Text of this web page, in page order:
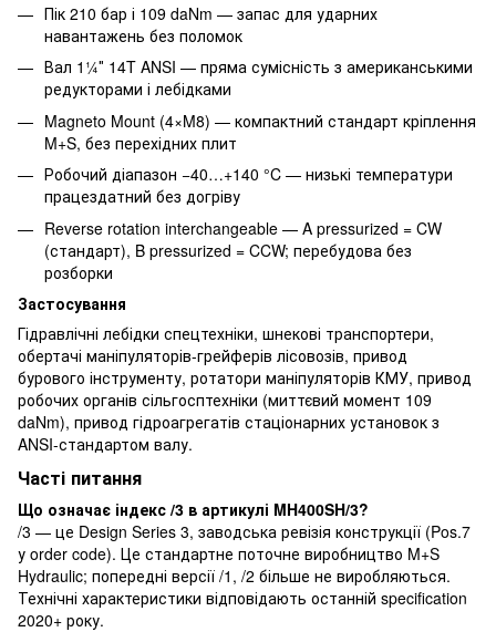
Пік 210 бар і 109 daNm — запас для ударних
навантажень без поломок
Вал 1¼″ 14T ANSI — пряма сумісність з американськими
редукторами і лебідками
Magneto Mount (4×M8) — компактний стандарт кріплення
M+S, без перехідних плит
Робочий діапазон −40…+140 °C — низькі температури
працездатний без догріву
Reverse rotation interchangeable — A pressurized = CW
(стандарт), B pressurized = CCW; перебудова без
розборки
Застосування
Гідравлічні лебідки спецтехніки, шнекові транспортери,
обертачі маніпуляторів-грейферів лісовозів, привод
бурового інструменту, ротатори маніпуляторів КМУ, привод
робочих органів сільгосптехніки (миттєвий момент 109
daNm), привод гідроагрегатів стаціонарних установок з
ANSI-стандартом валу.
Часті питання
Що означає індекс /3 в артикулі MH400SH/3?
/3 — це Design Series 3, заводська ревізія конструкції (Pos.7
у order code). Це стандартне поточне виробництво M+S
Hydraulic; попередні версії /1, /2 більше не виробляються.
Технічні характеристики відповідають останній specification
2020+ року.